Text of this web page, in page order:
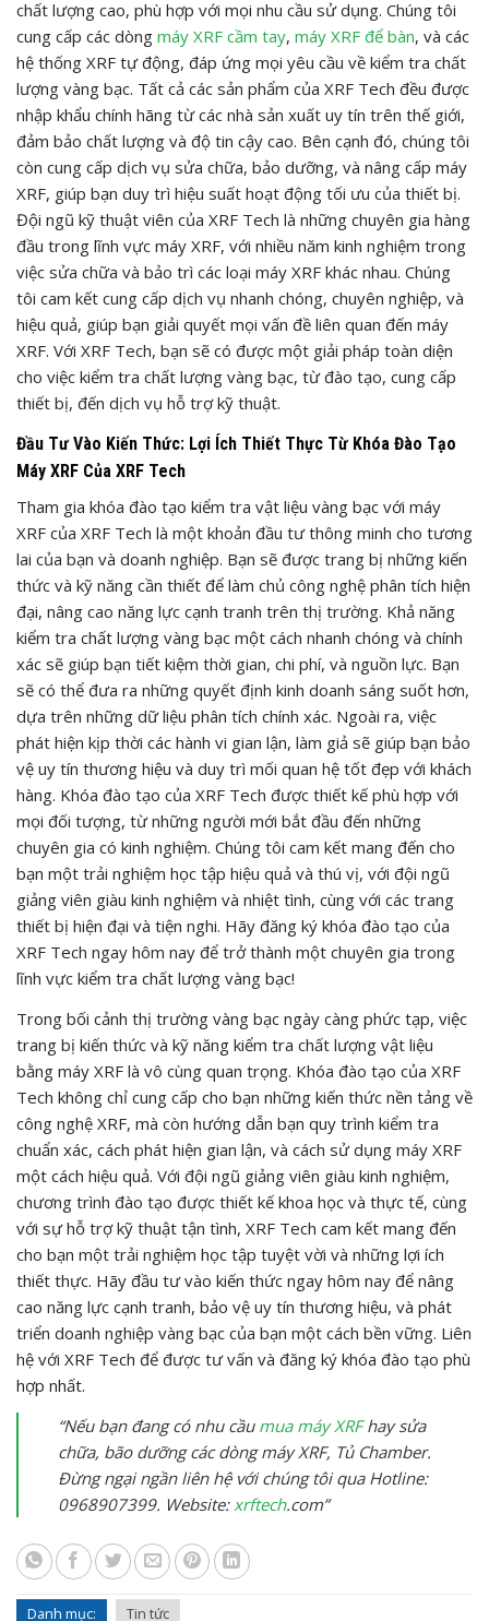
chất lượng cao, phù hợp với mọi nhu cầu sử dụng. Chúng tôi
cung cấp các dòng máy XRF cầm tay, máy XRF để bàn, và các
hệ thống XRF tự động, đáp ứng mọi yêu cầu về kiểm tra chất
lượng vàng bạc. Tất cả các sản phẩm của XRF Tech đều được
nhập khẩu chính hãng từ các nhà sản xuất uy tín trên thế giới,
đảm bảo chất lượng và độ tin cậy cao. Bên cạnh đó, chúng tôi
còn cung cấp dịch vụ sửa chữa, bảo dưỡng, và nâng cấp máy
XRF, giúp bạn duy trì hiệu suất hoạt động tối ưu của thiết bị.
Đội ngũ kỹ thuật viên của XRF Tech là những chuyên gia hàng
đầu trong lĩnh vực máy XRF, với nhiều năm kinh nghiệm trong
việc sửa chữa và bảo trì các loại máy XRF khác nhau. Chúng
tôi cam kết cung cấp dịch vụ nhanh chóng, chuyên nghiệp, và
hiệu quả, giúp bạn giải quyết mọi vấn đề liên quan đến máy
XRF. Với XRF Tech, bạn sẽ có được một giải pháp toàn diện
cho việc kiểm tra chất lượng vàng bạc, từ đào tạo, cung cấp
thiết bị, đến dịch vụ hỗ trợ kỹ thuật.
Đầu Tư Vào Kiến Thức: Lợi Ích Thiết Thực Từ Khóa Đào Tạo
Máy XRF Của XRF Tech
Tham gia khóa đào tạo kiểm tra vật liệu vàng bạc với máy
XRF của XRF Tech là một khoản đầu tư thông minh cho tương
lai của bạn và doanh nghiệp. Bạn sẽ được trang bị những kiến
thức và kỹ năng cần thiết để làm chủ công nghệ phân tích hiện
đại, nâng cao năng lực cạnh tranh trên thị trường. Khả năng
kiểm tra chất lượng vàng bạc một cách nhanh chóng và chính
xác sẽ giúp bạn tiết kiệm thời gian, chi phí, và nguồn lực. Bạn
sẽ có thể đưa ra những quyết định kinh doanh sáng suốt hơn,
dựa trên những dữ liệu phân tích chính xác. Ngoài ra, việc
phát hiện kịp thời các hành vi gian lận, làm giả sẽ giúp bạn bảo
vệ uy tín thương hiệu và duy trì mối quan hệ tốt đẹp với khách
hàng. Khóa đào tạo của XRF Tech được thiết kế phù hợp với
mọi đối tượng, từ những người mới bắt đầu đến những
chuyên gia có kinh nghiệm. Chúng tôi cam kết mang đến cho
bạn một trải nghiệm học tập hiệu quả và thú vị, với đội ngũ
giảng viên giàu kinh nghiệm và nhiệt tình, cùng với các trang
thiết bị hiện đại và tiện nghi. Hãy đăng ký khóa đào tạo của
XRF Tech ngay hôm nay để trở thành một chuyên gia trong
lĩnh vực kiểm tra chất lượng vàng bạc!
Trong bối cảnh thị trường vàng bạc ngày càng phức tạp, việc
trang bị kiến thức và kỹ năng kiểm tra chất lượng vật liệu
bằng máy XRF là vô cùng quan trọng. Khóa đào tạo của XRF
Tech không chỉ cung cấp cho bạn những kiến thức nền tảng về
công nghệ XRF, mà còn hướng dẫn bạn quy trình kiểm tra
chuẩn xác, cách phát hiện gian lận, và cách sử dụng máy XRF
một cách hiệu quả. Với đội ngũ giảng viên giàu kinh nghiệm,
chương trình đào tạo được thiết kế khoa học và thực tế, cùng
với sự hỗ trợ kỹ thuật tận tình, XRF Tech cam kết mang đến
cho bạn một trải nghiệm học tập tuyệt vời và những lợi ích
thiết thực. Hãy đầu tư vào kiến thức ngay hôm nay để nâng
cao năng lực cạnh tranh, bảo vệ uy tín thương hiệu, và phát
triển doanh nghiệp vàng bạc của bạn một cách bền vững. Liên
hệ với XRF Tech để được tư vấn và đăng ký khóa đào tạo phù
hợp nhất.
“Nếu bạn đang có nhu cầu mua máy XRFhay sửa
chữa, bão dưỡng các dòng máy XRF, Tủ Chamber.
Đừng ngại ngần liên hệ với chúng tôi qua Hotline:
0968907399. Website:xrftech.com”
Danh mục:
Tin tức